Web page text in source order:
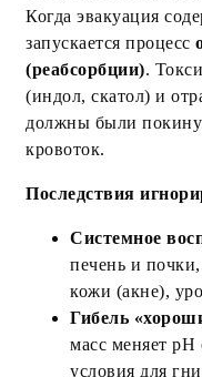
Когда эвакуация
запускается процесс
(реабсорбции).
(индол, скатол) и
должны были
кровоток.
Последствия
Системное
печень и почки,
кожи (акне),
Гибель
масс меняет pH
условия для